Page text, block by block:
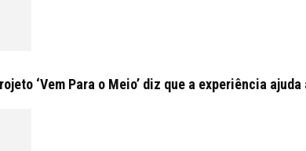
‘Vem Para o Meio’ diz que a experiência